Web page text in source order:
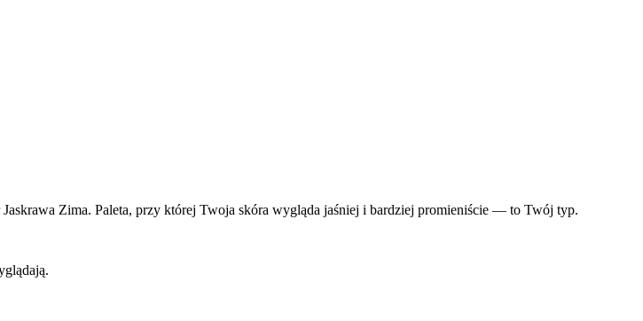
Zima. Paleta, przy której Twoja skóra wygląda jaśniej i bardziej promieniście — to Twój typ.